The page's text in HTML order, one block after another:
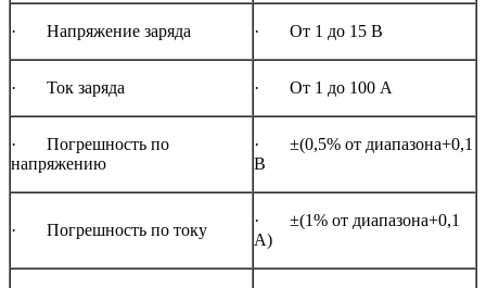
· Напряжение заряда · От 1 до 15 В
· Ток заряда · От 1 до 100 А
· Погрешность по
напряжению
· ±(0,5% от диапазона+0,1
В
· Погрешность по току
· ±(1% от диапазона+0,1
А)